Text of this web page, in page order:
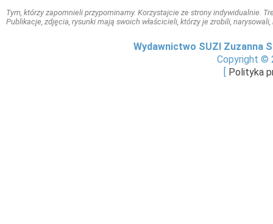
Tym, którzy zapomnieli przypominamy. Korzystajcie ze strony indywidualnie.
Publikacje, zdjęcia, rysunki mają swoich właścicieli, którzy je zrobili,
Wydawnictwo SUZI Zuzanna
Copyright ©
Polityka